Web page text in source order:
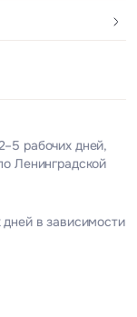
рабочих дней,
Ленинградской
дней в зависимости